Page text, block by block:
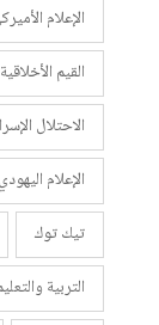
الإعلام
القيم
الاحتلال
الإعلام اليهودي
تيك توك
التربية